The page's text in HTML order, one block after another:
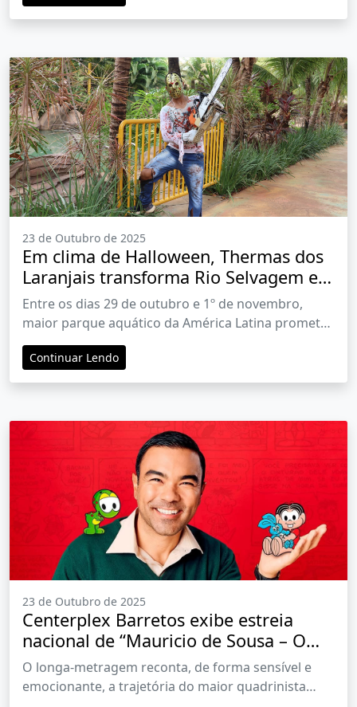
23 de Outubro de 2025
Em clima de Halloween, Thermas dos
Laranjais transforma Rio Selvagem em
‘Rio Fantasma’
Entre os dias 29 de outubro e 1º de novembro,
maior parque aquático da América Latina promete
arrepios e diversão com personagens temáticos e
outras surpresas
Continuar Lendo
23 de Outubro de 2025
Centerplex Barretos exibe estreia
nacional de “Mauricio de Sousa – O
Filme”
O longa-metragem reconta, de forma sensível e
emocionante, a trajetória do maior quadrinista